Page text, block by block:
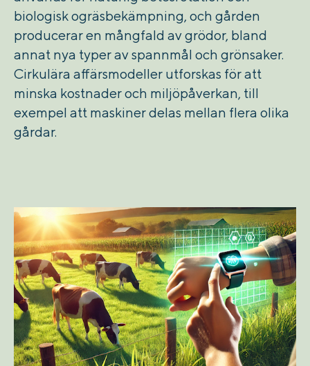
biologisk ogräsbekämpning, och gården
producerar en mångfald av grödor, bland
annat nya typer av spannmål och grönsaker.
Cirkulära affärsmodeller utforskas för att
minska kostnader och miljöpåverkan, till
exempel att maskiner delas mellan flera olika
gårdar.